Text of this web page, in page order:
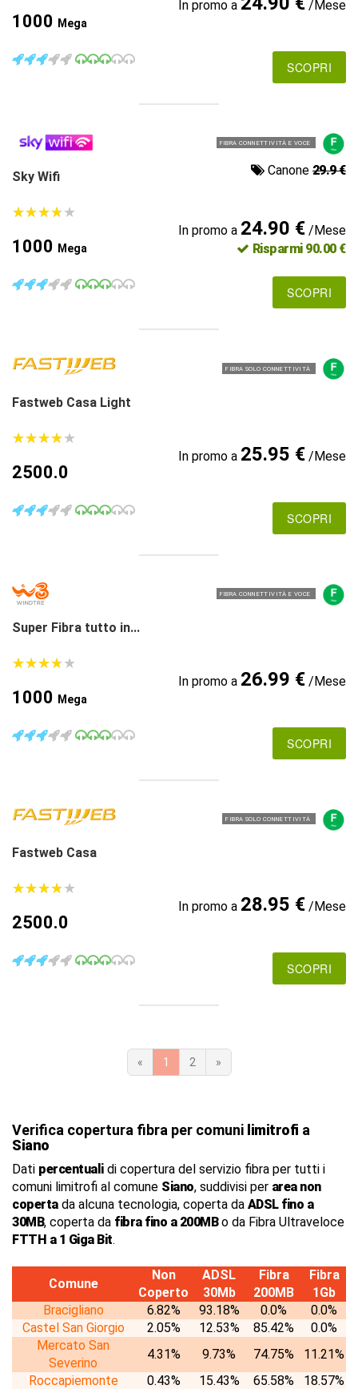
1000 Mega
In promo a /Mese
SCOPRI
FIBRA CONNETTIVITÀ E VOCE
Sky Wifi Canone 29.9 €
★★★★★
★★★★★
1000 Mega
In promo a 24.90 €/Mese
Risparmi 90.00 €
SCOPRI
FIBRA SOLO CONNETTIVITÀ
Fastweb Casa Light
★★★★★
★★★★★
2500.0
In promo a 25.95 €/Mese
SCOPRI
FIBRA CONNETTIVITÀ E VOCE
Super Fibra tutto in...
★★★★★
★★★★★
1000 Mega
In promo a 26.99 €/Mese
SCOPRI
FIBRA SOLO CONNETTIVITÀ
Fastweb Casa
★★★★★
★★★★★
2500.0
In promo a 28.95 €/Mese
SCOPRI
« 1 2 »
Verifica copertura fibra per comuni limitrofi a
Siano
Dati percentualidi copertura del servizio fibra per tutti i
comuni limitrofi al comune Siano, suddivisi per area non
copertada alcuna tecnologia, coperta da ADSL fino a
30MB, coperta da fibra fino a 200MBo da Fibra Ultraveloce
FTTH a 1 Giga Bit.
Comune
Non
Coperto
ADSL
30Mb
Fibra
200MB
Fibra
1Gb
Bracigliano
6.82% 93.18% 0.0%
0.0%
Castel San Giorgio
2.05% 12.53% 85.42%
0.0%
Mercato San
Severino
4.31% 9.73% 74.75%
11.21%
Roccapiemonte
0.43% 15.43% 65.58%
18.57%